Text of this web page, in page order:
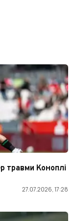
травми Коноплі
27.07.2026, 17:28